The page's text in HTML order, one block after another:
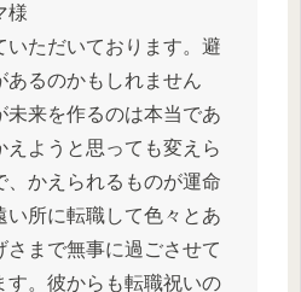
様
いただいております。避
あるのかもしれません
未来を作るのは本当であ
えようと思っても変えら
、かえられるものが運命
い所に転職して色々とあ
さまで無事に過ごさせて
す。彼からも転職祝いの